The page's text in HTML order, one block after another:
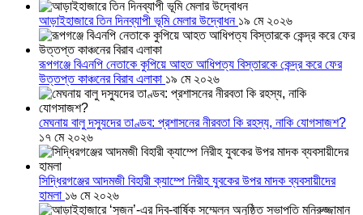
আড়াইহাজারে তিন দিনব্যাপী ভূমি মেলার উদ্বোধন ১৯ মে ২০২৬
রূপগঞ্জে বিএনপি নেতাকে কুপিয়ে আহত আধিপত্য বিস্তারকে কেন্দ্র করে ফের
উত্তপ্ত কাঞ্চনের বিরাব এলাকা ১৯ মে ২০২৬
মেঘনায় বালু দস্যুদের তাণ্ডব: প্রশাসনের নীরবতা কি রহস্য, নাকি যোগসাজশ?
১৭ মে ২০২৬
সিদ্ধিরগঞ্জের আদমজী বিহারী ক্যাম্পে নিরীহ যুবকের উপর মাদক ব্যবসায়ীদের
হামলা ১৬ মে ২০২৬